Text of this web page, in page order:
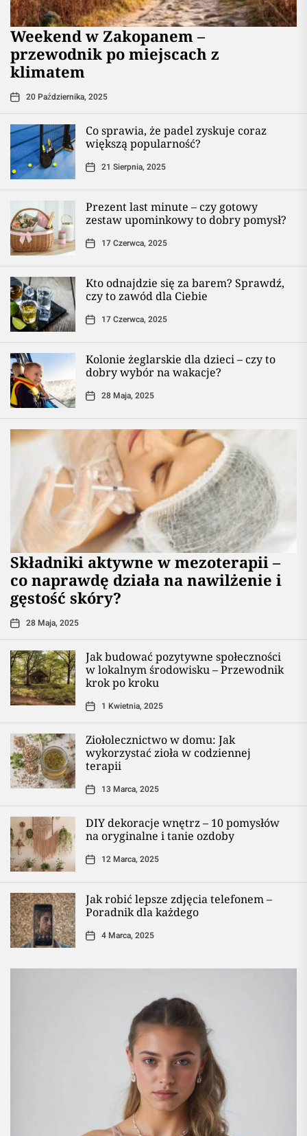
Weekend w Zakopanem –
przewodnik po miejscach z
klimatem
20 Października, 2025
Co sprawia, że padel zyskuje coraz
większą popularność?
21 Sierpnia, 2025
Prezent last minute – czy gotowy
zestaw upominkowy to dobry pomysł?
17 Czerwca, 2025
Kto odnajdzie się za barem? Sprawdź,
czy to zawód dla Ciebie
17 Czerwca, 2025
Kolonie żeglarskie dla dzieci – czy to
dobry wybór na wakacje?
28 Maja, 2025
Składniki aktywne w mezoterapii –
co naprawdę działa na nawilżenie i
gęstość skóry?
28 Maja, 2025
Jak budować pozytywne społeczności
w lokalnym środowisku – Przewodnik
krok po kroku
1 Kwietnia, 2025
Ziołolecznictwo w domu: Jak
wykorzystać zioła w codziennej
terapii
13 Marca, 2025
DIY dekoracje wnętrz – 10 pomysłów
na oryginalne i tanie ozdoby
12 Marca, 2025
Jak robić lepsze zdjęcia telefonem –
Poradnik dla każdego
4 Marca, 2025